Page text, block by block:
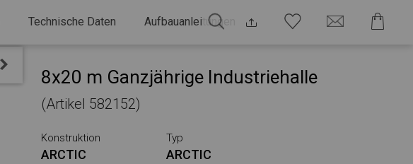
Technische Daten Aufbauanleitungen
8x20 m Ganzjährige Industriehalle
(Artikel 582152)
Konstruktion
ARCTIC
Typ
ARCTIC